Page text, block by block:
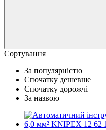
Сортування
За популярністю
Спочатку дешевше
Спочатку дорожчі
За назвою